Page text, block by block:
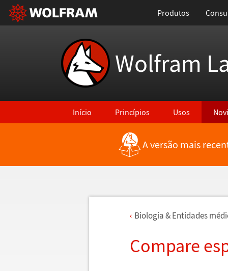
Produtos
Wolfram
Início Princípios Usos
A versão mais
Biologia & Entidades mé
Compare